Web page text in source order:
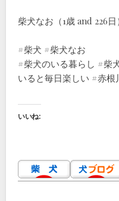
柴犬なお（1歳 and 226日
#柴犬 #柴犬なお
#柴犬のいる暮らし #柴
いると毎日楽しい #赤
いいね: